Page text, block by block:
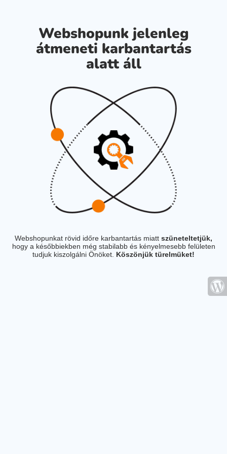
Webshopunk jelenleg
átmeneti karbantartás
alatt áll
Webshopunkat rövid időre karbantartás miatt szüneteltetjük,
hogy a későbbiekben még stabilabb és kényelmesebb felületen
tudjuk kiszolgálni Önöket. Köszönjük türelmüket!